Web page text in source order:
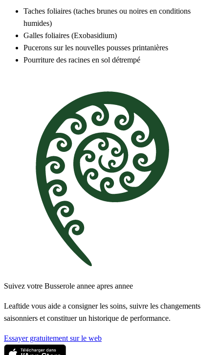
Taches foliaires (taches brunes ou noires en conditions
humides)
Galles foliaires (Exobasidium)
Pucerons sur les nouvelles pousses printanières
Pourriture des racines en sol détrempé
Suivez votre Busserole annee apres annee
Leaftide vous aide a consigner les soins, suivre les changements
saisonniers et constituer un historique de performance.
Essayer gratuitement sur le web